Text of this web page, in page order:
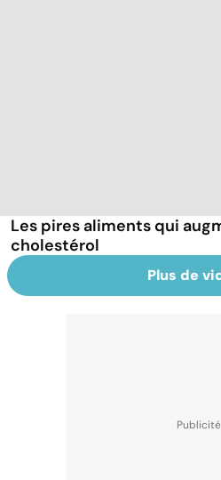
Les pires aliments qui
cholestérol
Plus de